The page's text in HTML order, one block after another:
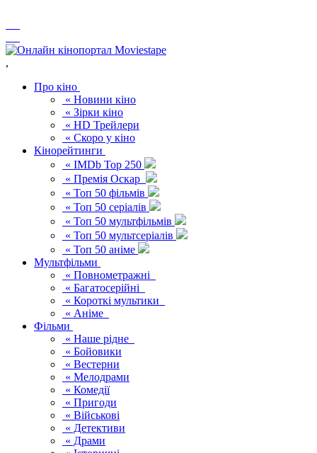
,
Про кіно
« Новини кіно
« Зірки кіно
« HD Трейлери
« Скоро у кіно
Кінорейтинги
« IMDb Top 250
« Премія Оскар
« Топ 50 фільмів
« Топ 50 серіалів
« Топ 50 мультфільмів
« Топ 50 мультсеріалів
« Топ 50 аніме
Мультфільми
« Повнометражні
« Багатосерійні
« Короткі мультики
« Аніме
Фільми
« Наше рідне
« Бойовики
« Вестерни
« Мелодрами
« Комедії
« Пригоди
« Військові
« Детективи
« Драми